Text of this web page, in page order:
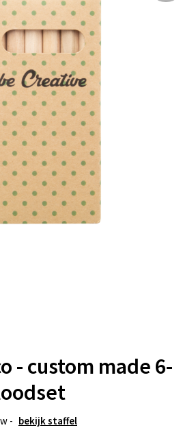
- custom made 6-
- bekijk staffel